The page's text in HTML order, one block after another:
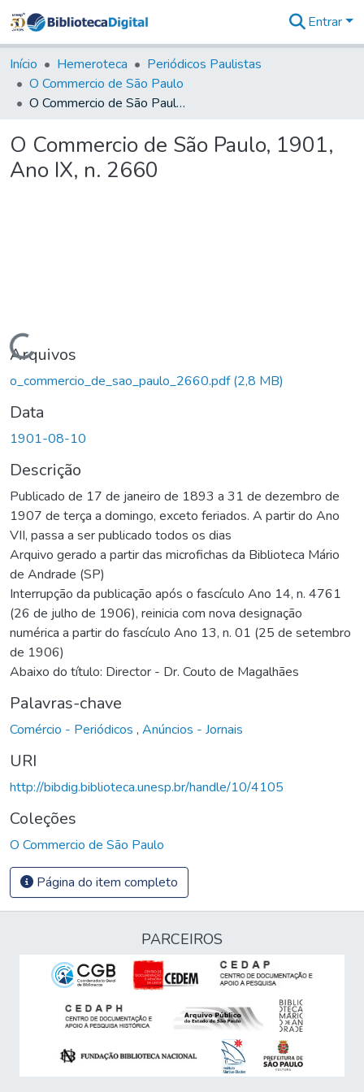
&
Coleções
Tudo na
Biblioteca
Estatísticas
Entrar
Início Hemeroteca
Periódicos Paulistas
O Commercio de São Paulo
O Commercio de São Paulo, 1901, Ano IX, n. 2660
O Commercio de São Paulo, 1901,
Ano IX, n. 2660
Carregando...
Arquivos
o_commercio_de_sao_paulo_2660.pdf(2,8 MB)
Data
1901-08-10
Descrição
Publicado de 17 de janeiro de 1893 a 31 de dezembro de
1907 de terça a domingo, exceto feriados. A partir do Ano
VII, passa a ser publicado todos os dias
Arquivo gerado a partir das microfichas da Biblioteca Mário
de Andrade (SP)
Interrupção da publicação após o fascículo Ano 14, n. 4761
(26 de julho de 1906), reinicia com nova designação
numérica a partir do fascículo Ano 13, n. 01 (25 de setembro
de 1906)
Abaixo do título: Director - Dr. Couto de Magalhães
Palavras-chave
Comércio - Periódicos , Anúncios - Jornais
URI
http://bibdig.biblioteca.unesp.br/handle/10/4105
Coleções
O Commercio de São Paulo
Página do item completo
PARCEIROS